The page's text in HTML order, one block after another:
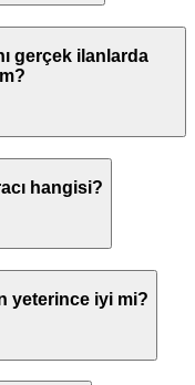
gerçek ilanlarda
hangisi?
yeterince iyi mi?